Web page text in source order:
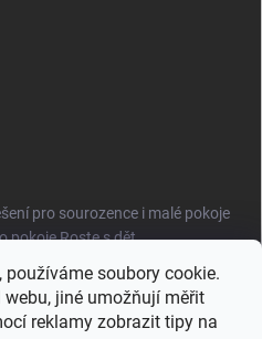
, používáme soubory cookie.
webu, jiné umožňují měřit
reklamy zobrazit tipy na
pro sourozence i malé pokoje
pokoje Roste s dět...
řešení pro malé prostory i
vašemu živo...